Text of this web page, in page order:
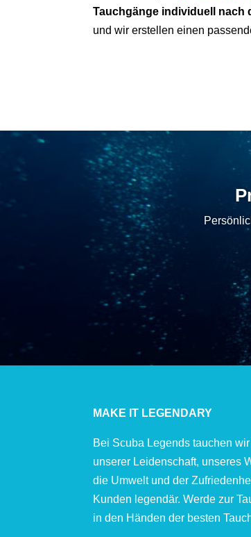
Tauchgänge individuell nach
und wir erstellen einen
MAKE IT LEGENDARY
Bei Scuba Legends tauchen
unserer Leidenschaft, unseres
die Umwelt und der
Kunden legendär. Werde zur
in den Händen der besten